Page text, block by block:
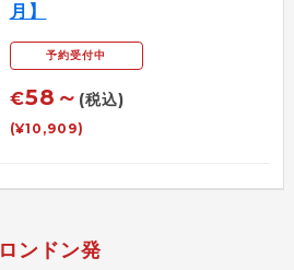
月】
予約受付中
€58～ (税込)
(¥10,909)
ロンドン発